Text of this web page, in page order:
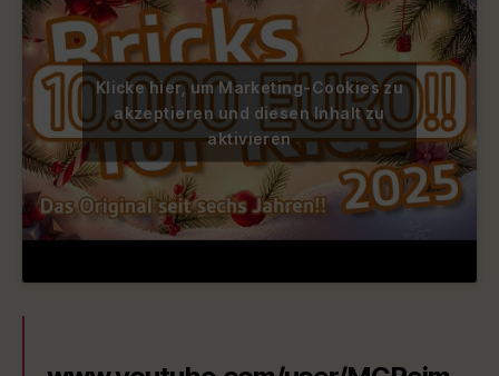
Klicke hier, um Marketing-Cookies zu
akzeptieren und diesen Inhalt zu
aktivieren